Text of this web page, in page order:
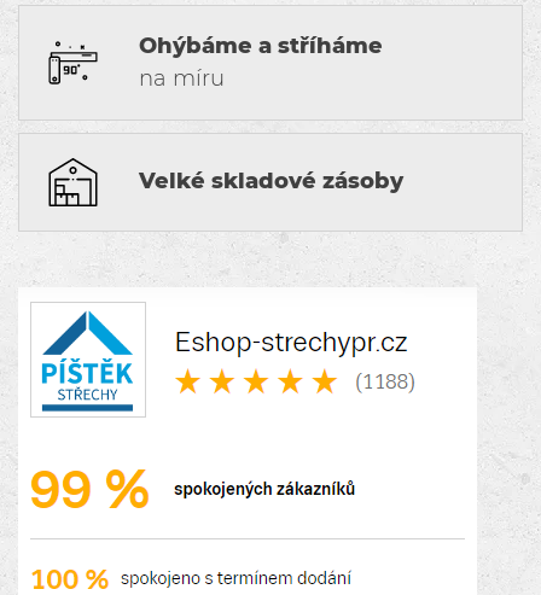
Ohýbáme a stříháme
na míru
Velké skladové zásoby